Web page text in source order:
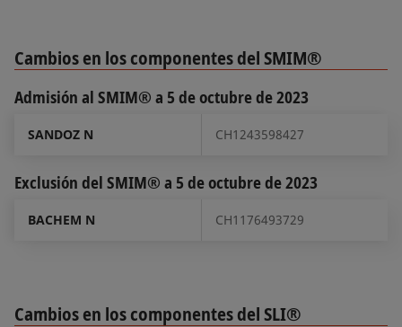
Cambios en los componentes del SMIM®
Admisión al SMIM® a 5 de octubre de 2023
SANDOZ N CH1243598427
Exclusión del SMIM® a 5 de octubre de 2023
BACHEM N CH1176493729
Cambios en los componentes del SLI®